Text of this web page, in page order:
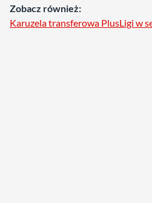
Zobacz również:
Karuzela transferowa PlusLigi w